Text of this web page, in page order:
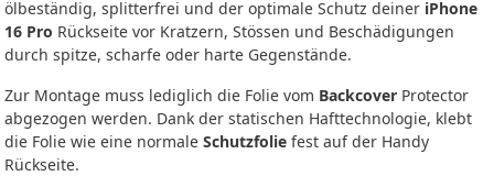
ölbeständig, splitterfrei und der optimale Schutz deiner iPhone
16 Pro Rückseite vor Kratzern, Stössen und Beschädigungen
durch spitze, scharfe oder harte Gegenstände.
Zur Montage muss lediglich die Folie vom Backcover Protector
abgezogen werden. Dank der statischen Hafttechnologie, klebt
die Folie wie eine normale Schutzfolie fest auf der Handy
Rückseite.